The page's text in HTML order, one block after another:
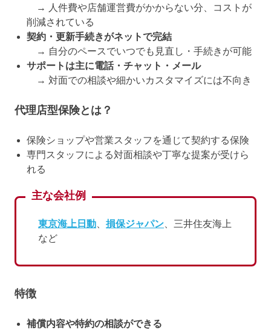
→ 人件費や店舗運営費がかからない分、コストが
削減されている
契約・更新手続きがネットで完結
→ 自分のペースでいつでも見直し・手続きが可能
サポートは主に電話・チャット・メール
→ 対面での相談や細かいカスタマイズには不向き
代理店型保険とは？
保険ショップや営業スタッフを通じて契約する保険
専門スタッフによる対面相談や丁寧な提案が受けら
れる
主な会社例
東京海上日動 損保ジャパン 、三井住友海上
など
特徴
補償内容や特約の相談ができる